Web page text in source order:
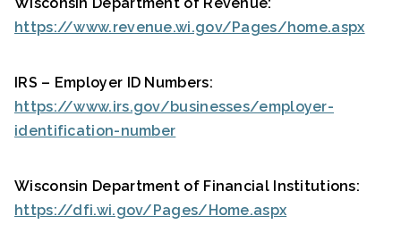
https://www.revenue.wi.gov/Pages/home.aspx
IRS – Employer ID Numbers:
https://www.irs.gov/businesses/employer-
identification-number
Wisconsin Department of Financial Institutions:
https://dfi.wi.gov/Pages/Home.aspx